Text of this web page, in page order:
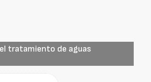
tratamiento de aguas